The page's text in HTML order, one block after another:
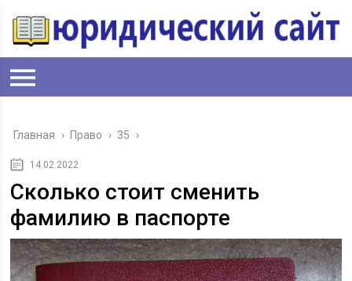
Главная › Право › 35 ›
14.02.2022
Сколько стоит сменить
фамилию в паспорте